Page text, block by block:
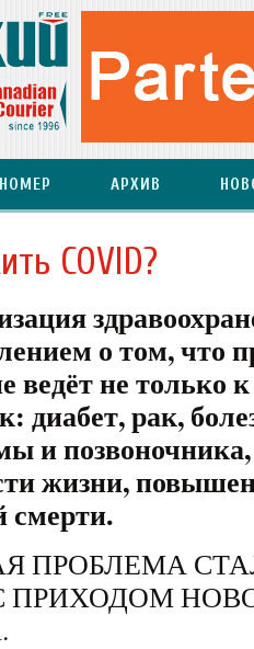
АРХИВ
COVID?
о том, что
ведёт не
диабет, рак,
и
жизни,
смерти.
ПРОБЛЕМА
ПРИХОДОМ